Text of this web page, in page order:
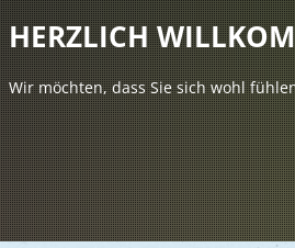
HERZLICH
Wir möchten, dass Sie sich wohl